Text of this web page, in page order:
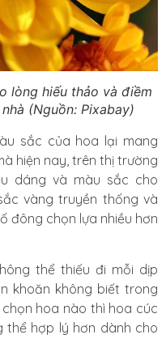
lòng hiếu thảo và điềm
(Nguồn: Pixabay)
sắc của hoa lại mang
hiện nay, trên thị trường
dáng và màu sắc cho
vàng truyền thống và
đông chọn lựa nhiều hơn
thể thiếu đi mỗi dịp
khoăn không biết trong
chọn hoa nào thì hoa cúc
thể hợp lý hơn dành cho